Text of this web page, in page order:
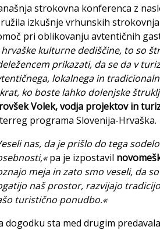
strokovna konferenca z
izkušnje vrhunskih
pri oblikovanju avtentičnih
kulturne dediščine, to so
prikazati, da se da v
lokalnega in
ko boste lahko dolenjske
Volek, vodja projektov in
programa Slovenija-Hrvaška.
nas, da je prišlo do tega
pa je izpostavil
meja in zato smo veseli, da
naš prostor, razvijajo
turistično ponudbo.«
dogodku sta med drugim